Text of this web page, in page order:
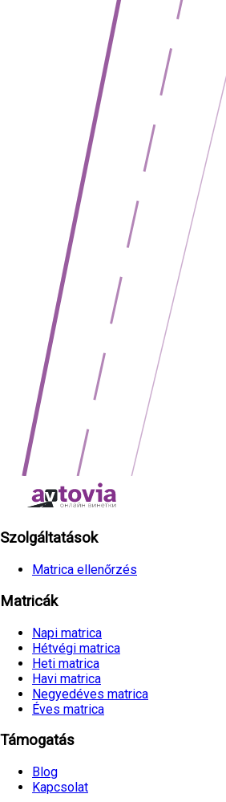
Szolgáltatások
Matrica ellenőrzés
Matricák
Napi matrica
Hétvégi matrica
Heti matrica
Havi matrica
Negyedéves matrica
Éves matrica
Támogatás
Blog
Kapcsolat